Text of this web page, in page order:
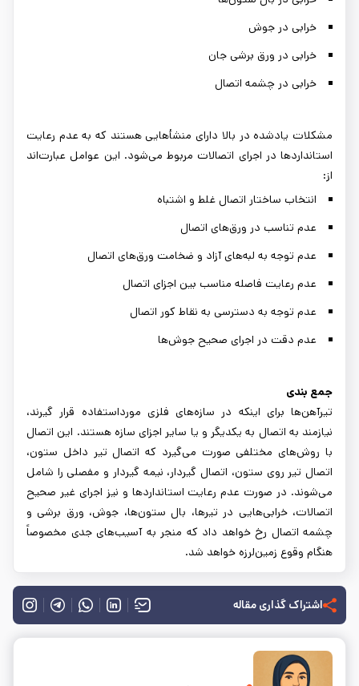
خرابی در جوش
خرابی در ورق برشی جان
خرابی در چشمه اتصال
مشکلات یادشده در بالا دارای منشأهایی هستند که به عدم رعایت
استانداردها در اجرای اتصالات مربوط می‌شود. این عوامل عبارت‌اند
از:
انتخاب ساختار اتصال غلط و اشتباه
عدم تناسب در ورق‌های اتصال
عدم توجه به لبه‌های آزاد و ضخامت ورق‌های اتصال
عدم رعایت فاصله مناسب بین اجزای اتصال
عدم توجه به دسترسی به نقاط کور اتصال
عدم دقت در اجرای صحیح جوش‌ها
جمع بندی
تیرآهن‌ها برای اینکه در سازه‌های فلزی مورداستفاده قرار گیرند،
نیازمند به اتصال به یکدیگر و یا سایر اجزای سازه هستند. این اتصال
با روش‌های مختلفی صورت می‌گیرد که اتصال تیر داخل ستون،
اتصال تیر روی ستون، اتصال گیردار، نیمه گیردار و مفصلی را شامل
می‌شوند. در صورت عدم رعایت استانداردها و نیز اجرای غیر صحیح
اتصالات، خرابی‌هایی در تیرها، بال ستون‌ها، جوش، ورق برشی و
چشمه اتصال رخ خواهد داد که منجر به آسیب‌های جدی مخصوصاً
هنگام وقوع زمین‌لرزه خواهد شد.
اشتراک گذاری مقاله